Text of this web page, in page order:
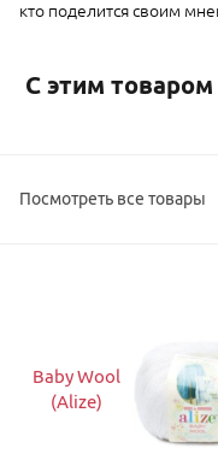
кто поделится своим
С этим
Посмотреть все товары
Baby Wool
(Alize)